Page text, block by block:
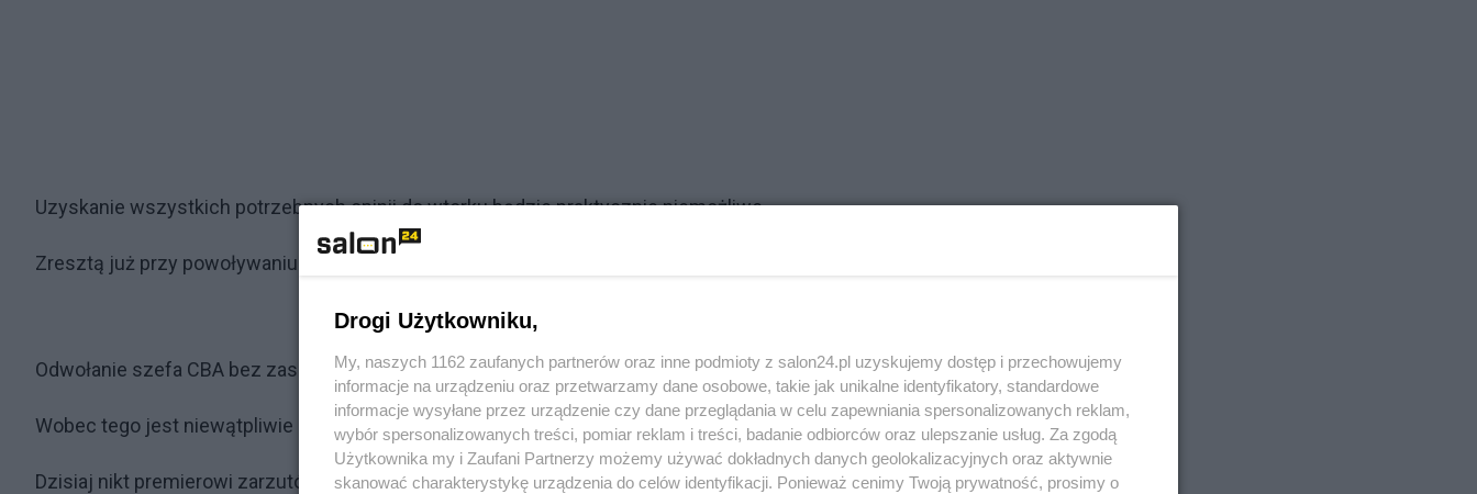
Uzyskanie wszystkich potrzebnych opinii do wtorku będzie praktycznie niemożliwe.
Zresztą już przy powoływaniu szefów ABW i wywiadu wojskowego
Reklama
Odwołanie szefa CBA bez zasięgania stosownych opinii jest niewątpliwie złamaniem ustawy o CBA.
Wobec tego jest niewątpliwie przekroczeniem uprawnień funkcjonariusza publicznego.
Dzisiaj nikt premierowi zarzutów przekroczenia uprawnień nie postawi, ale kto wie co będzie, gdy polityczny
Drogi Użytkowniku,
My, naszych 1162 zaufanych partnerów oraz inne podmioty z salon24.pl uzyskujemy dostęp i przechowujemy
informacje na urządzeniu oraz przetwarzamy dane osobowe, takie jak unikalne identyfikatory, standardowe
informacje wysyłane przez urządzenie czy dane przeglądania w celu zapewniania spersonalizowanych reklam,
wybór spersonalizowanych treści, pomiar reklam i treści, badanie odbiorców oraz ulepszanie usług. Za zgodą
Użytkownika my i Zaufani Partnerzy możemy używać dokładnych danych geolokalizacyjnych oraz aktywnie
skanować charakterystykę urządzenia do celów identyfikacji. Ponieważ cenimy Twoją prywatność, prosimy o